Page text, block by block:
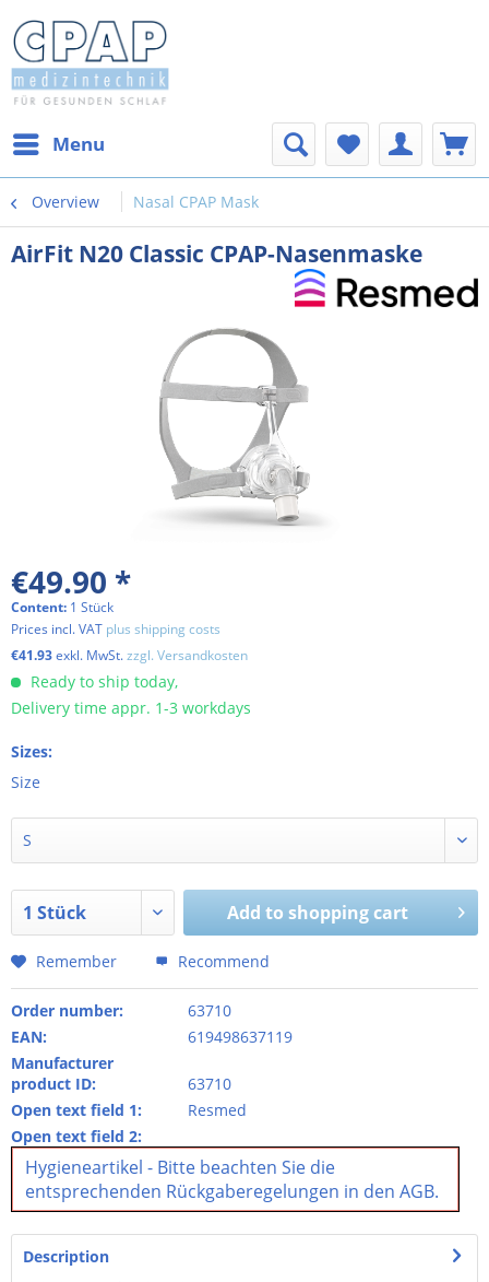
Menu
Overview Nasal CPAP Mask
AirFit N20 Classic CPAP-Nasenmaske
€49.90 *
Content: 1 Stück
Prices incl. VAT plus shipping costs
€41.93exkl. MwSt.zzgl. Versandkosten
Ready to ship today,
Delivery time appr. 1-3 workdays
Sizes:
Size
Add to shopping cart
Remember Recommend
Order number:
63710
EAN:
619498637119
Manufacturer
product ID:
63710
Open text field 1:
Resmed
Open text field 2:
Hygieneartikel - Bitte beachten Sie die
entsprechenden Rückgaberegelungen in den AGB.
Description